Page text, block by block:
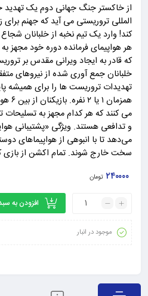
از خاکستر جنگ جهانی دوم یک
المللی تروریستی می آید که جهنم
هر هواپیمای فرمانده دوره خود
که قادر به ایجاد ویرانی مقدس بر
خلبانان جمع آوری شده از نیروهای
تهدیدات تروریست ها را برای همیشه
می کنند که هر کدام مجهز به
و تدافعی هستند. ویژگی «پشتیبانی
می‌دهد تا با انبوهی از هواپیماهای
سخت خارج شوند. تمام اکشن از
۲۴۰۰۰۰ تومان
افزودن به
موجود در انبار